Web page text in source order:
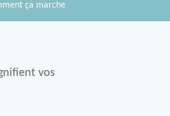
ça marche
vos